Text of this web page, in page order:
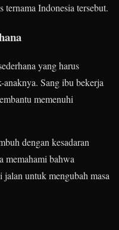
ternama Indonesia tersebut.
yang harus
Sang ibu bekerja
memenuhi
dengan kesadaran
memahami bahwa
untuk mengubah masa